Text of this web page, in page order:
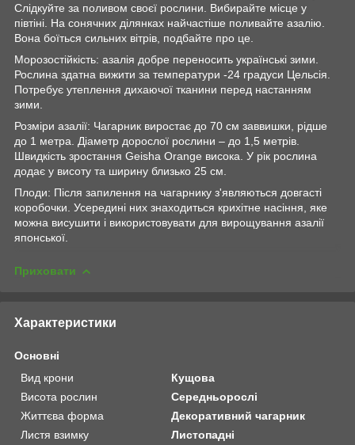
Слідкуйте за поливом своєї рослини. Вибирайте місце у
півтіні. На сонячних ділянках найчастіше поливайте азалію.
Вона боїться сильних вітрів, подбайте про це.
Морозостійкість: азалія добре переносить українські зими.
Рослина здатна вижити за температури -24 градуси Цельсія.
Потребує утеплення дихаючої тканини перед настанням
зими.
Розміри азалії: Чагарник виростає до 70 см заввишки, рідше
до 1 метра. Діаметр дорослої рослини – до 1,5 метрів.
Швидкість зростання Geisha Orange висока. У рік рослина
додає у висоту та ширину близько 25 см.
Плоди: Після запилення на чагарнику з'являються довгасті
коробочки. Усередині них знаходиться крихітне насіння, яке
можна висушити і використовувати для вирощування азалії
японської.
Приховати
Характеристики
Основні
Вид крони
Кущова
Висота рослин
Середньорослі
Життєва форма
Декоративний чагарник
Листя взимку
Листопадні